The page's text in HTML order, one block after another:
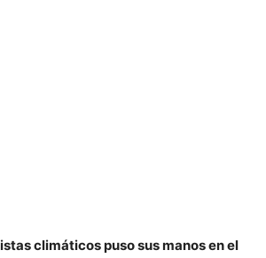
climáticos puso sus manos en el